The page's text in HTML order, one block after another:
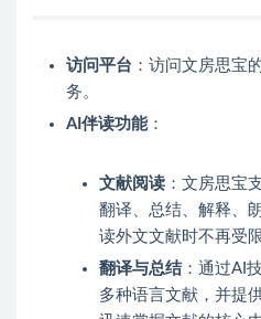
访问平台 ：访问文房思宝
务。
AI伴读功能：
文献阅读 ：文房思宝
翻译、总结、解释、
读外文文献时不再受
翻译与总结：通过AI
多种语言文献，并提